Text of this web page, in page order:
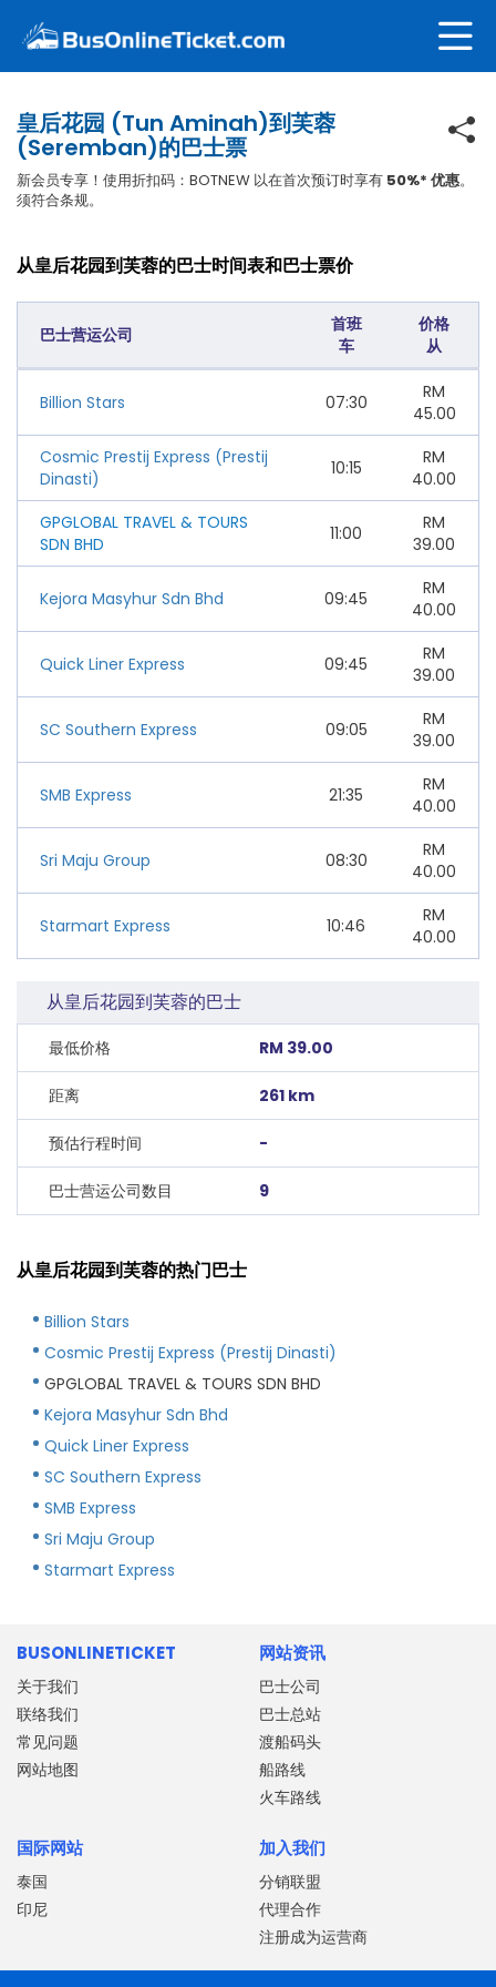
皇后花园 (Tun Aminah)到芙蓉
(Seremban)的巴士票
新会员专享！使用折扣码：BOTNEW 以在首次预订时享有 50%* 优惠。
须符合条规。
从皇后花园到芙蓉的巴士时间表和巴士票价
巴士营运公司
首班
车
价格
从
Billion Stars 07:30
RM
45.00
Cosmic Prestij Express (Prestij
Dinasti)
10:15
RM
40.00
GPGLOBAL TRAVEL & TOURS
SDN BHD
11:00
RM
39.00
Kejora Masyhur Sdn Bhd 09:45
RM
40.00
Quick Liner Express 09:45
RM
39.00
SC Southern Express 09:05
RM
39.00
SMB Express 21:35
RM
40.00
Sri Maju Group 08:30
RM
40.00
Starmart Express 10:46
RM
40.00
从皇后花园到芙蓉的巴士
最低价格 RM 39.00
距离 261 km
预估行程时间 -
巴士营运公司数目 9
从皇后花园到芙蓉的热门巴士
Billion Stars
Cosmic Prestij Express (Prestij Dinasti)
GPGLOBAL TRAVEL & TOURS SDN BHD
Kejora Masyhur Sdn Bhd
Quick Liner Express
SC Southern Express
SMB Express
Sri Maju Group
Starmart Express
BUSONLINETICKET
关于我们
联络我们
常见问题
网站地图
网站资讯
巴士公司
巴士总站
渡船码头
船路线
火车路线
国际网站
泰国
印尼
加入我们
分销联盟
代理合作
注册成为运营商